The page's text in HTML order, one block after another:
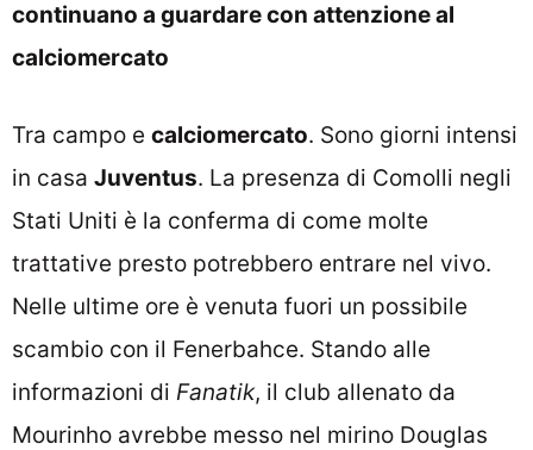
continuano a guardare con attenzione al
calciomercato
Tra campo e calciomercato. Sono giorni intensi
in casa Juventus. La presenza di Comolli negli
Stati Uniti è la conferma di come molte
trattative presto potrebbero entrare nel vivo.
Nelle ultime ore è venuta fuori un possibile
scambio con il Fenerbahce. Stando alle
informazioni di Fanatik, il club allenato da
Mourinho avrebbe messo nel mirino Douglas